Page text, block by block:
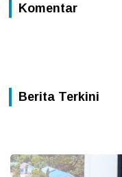
Komentar
Berita Terkini